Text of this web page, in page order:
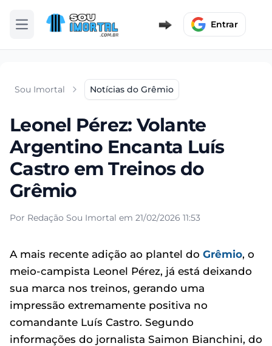
Abrir menu Entrar
Sou Imortal Notícias do Grêmio
Leonel Pérez: Volante
Argentino Encanta Luís
Castro em Treinos do
Grêmio
Por Redação Sou Imortal em 21/02/2026 11:53
A mais recente adição ao plantel do Grêmio, o
meio-campista Leonel Pérez, já está deixando
sua marca nos treinos, gerando uma
impressão extremamente positiva no
comandante Luís Castro. Segundo
informações do jornalista Saimon Bianchini, do